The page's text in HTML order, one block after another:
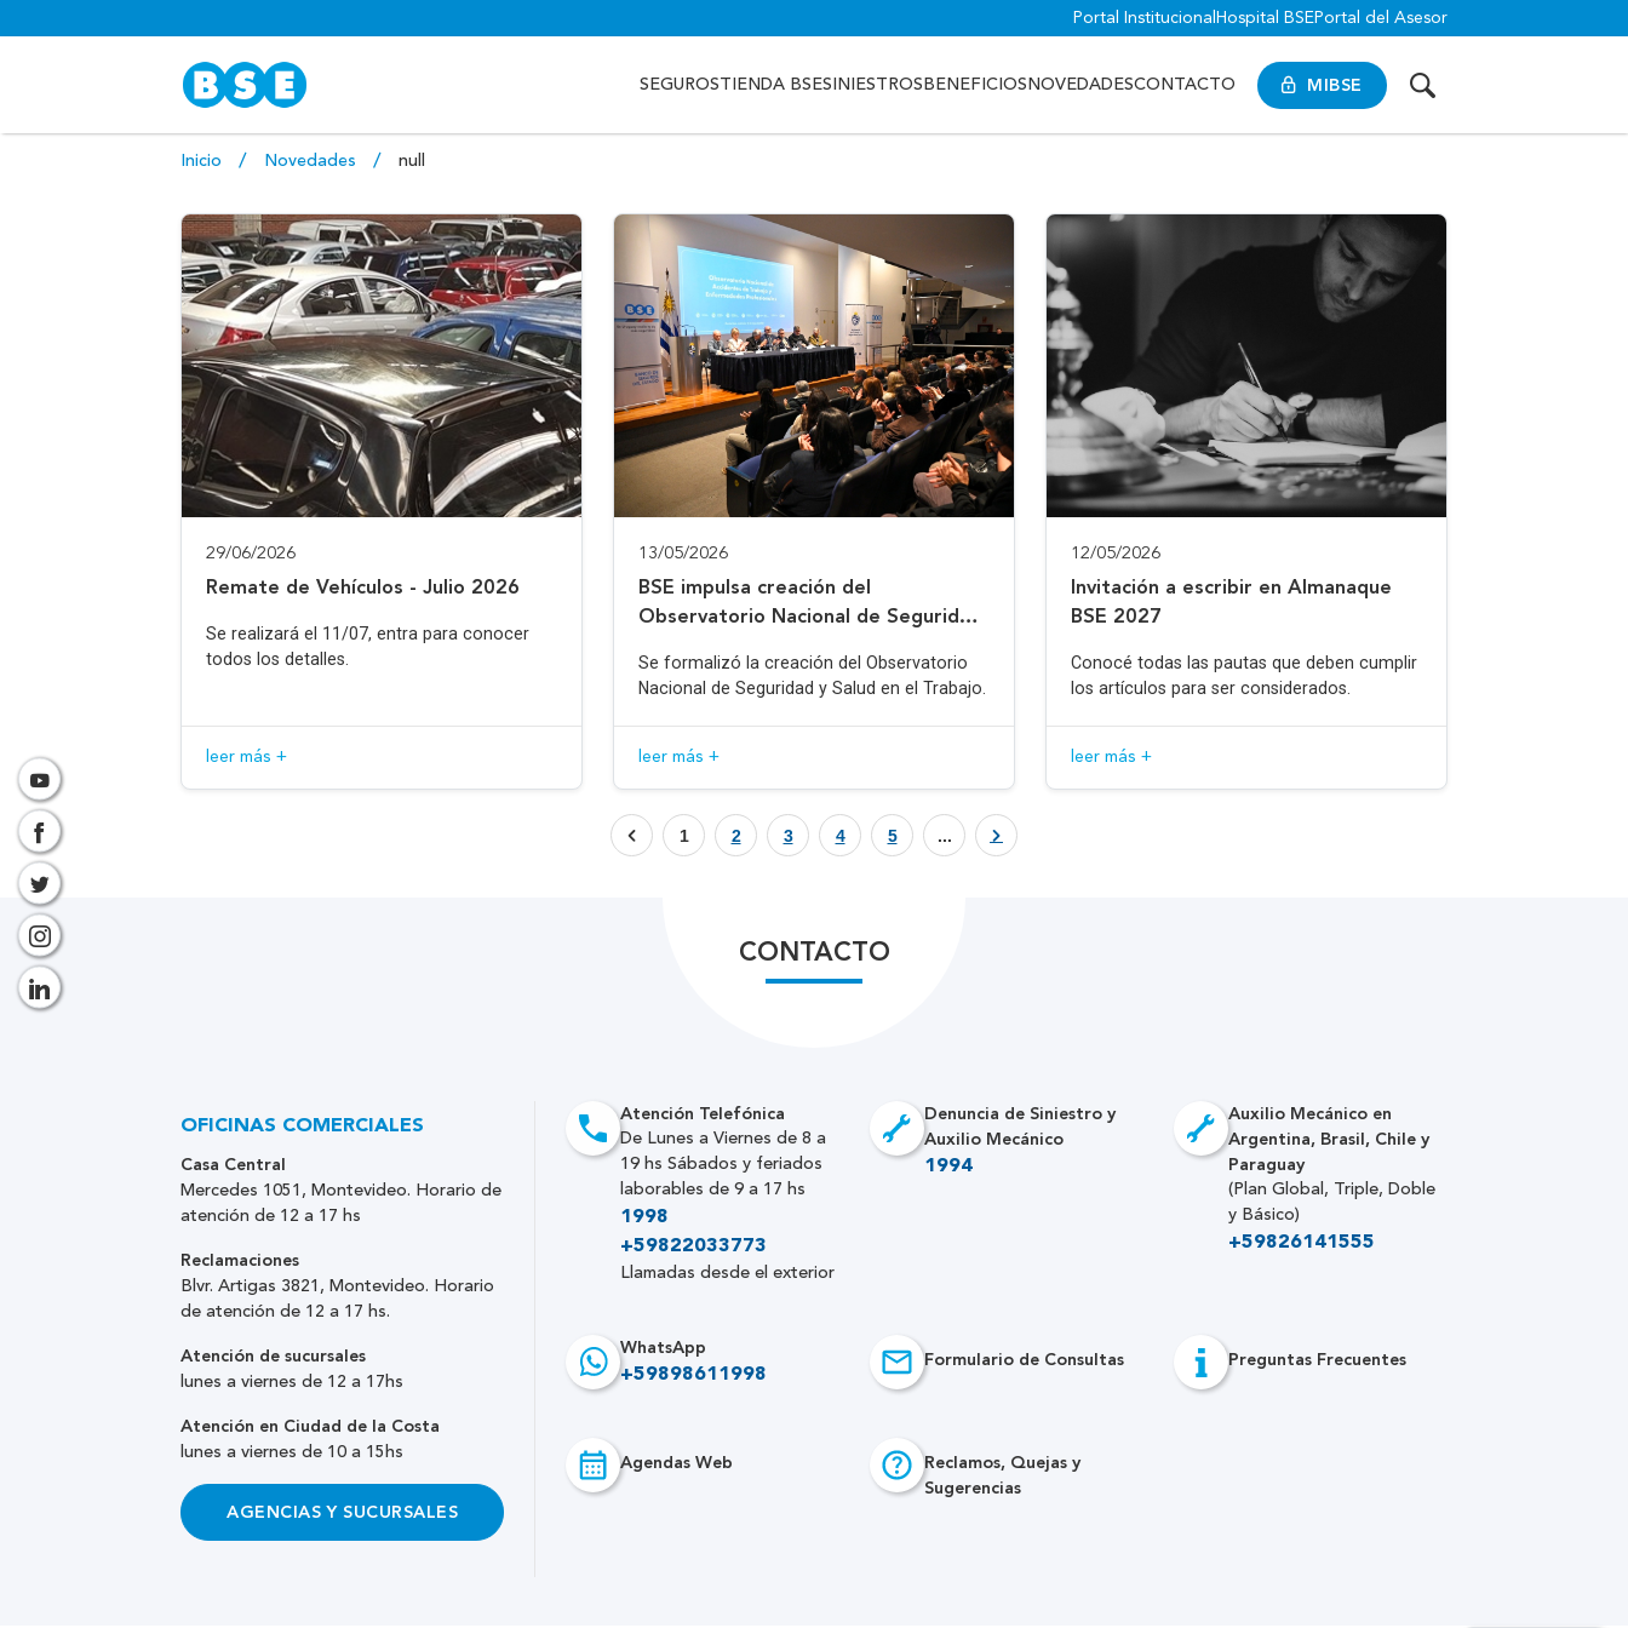
Portal Institucional Hospital BSE Portal del Asesor
MIBSE
SEGUROSTIENDA BSESINIESTROS BENEFICIOS NOVEDADESCONTACTO
Inicio Novedades null
29/06/2026
Remate de Vehículos - Julio 2026
Se realizará el 11/07, entra para conocer
todos los detalles.
leer más +
13/05/2026
BSE impulsa creación del
Observatorio Nacional de Seguridad
Se formalizó la creación del Observatorio
Nacional de Seguridad y Salud en el Trabajo.
leer más +
12/05/2026
Invitación a escribir en Almanaque
BSE 2027
Conocé todas las pautas que deben cumplir
los artículos para ser considerados.
leer más +
1 2 3 4 5 ...
CONTACTO
Atención Telefónica
De Lunes a Viernes de 8 a
19 hs Sábados y feriados
laborables de 9 a 17 hs
1998
+59822033773
Llamadas desde el exterior
Denuncia de Siniestro y
Auxilio Mecánico
1994
Auxilio Mecánico en
Argentina, Brasil, Chile y
Paraguay
(Plan Global, Triple, Doble
y Básico)
+59826141555
WhatsApp
+59898611998
Formulario de Consultas Preguntas Frecuentes
Agendas Web
Reclamos, Quejas y
Sugerencias
OFICINAS COMERCIALES
Casa Central
Mercedes 1051, Montevideo. Horario de
atención de 12 a 17 hs
Reclamaciones
Blvr. Artigas 3821, Montevideo. Horario
de atención de 12 a 17 hs.
Atención de sucursales
lunes a viernes de 12 a 17hs
Atención en Ciudad de la Costa
lunes a viernes de 10 a 15hs
AGENCIAS Y SUCURSALES